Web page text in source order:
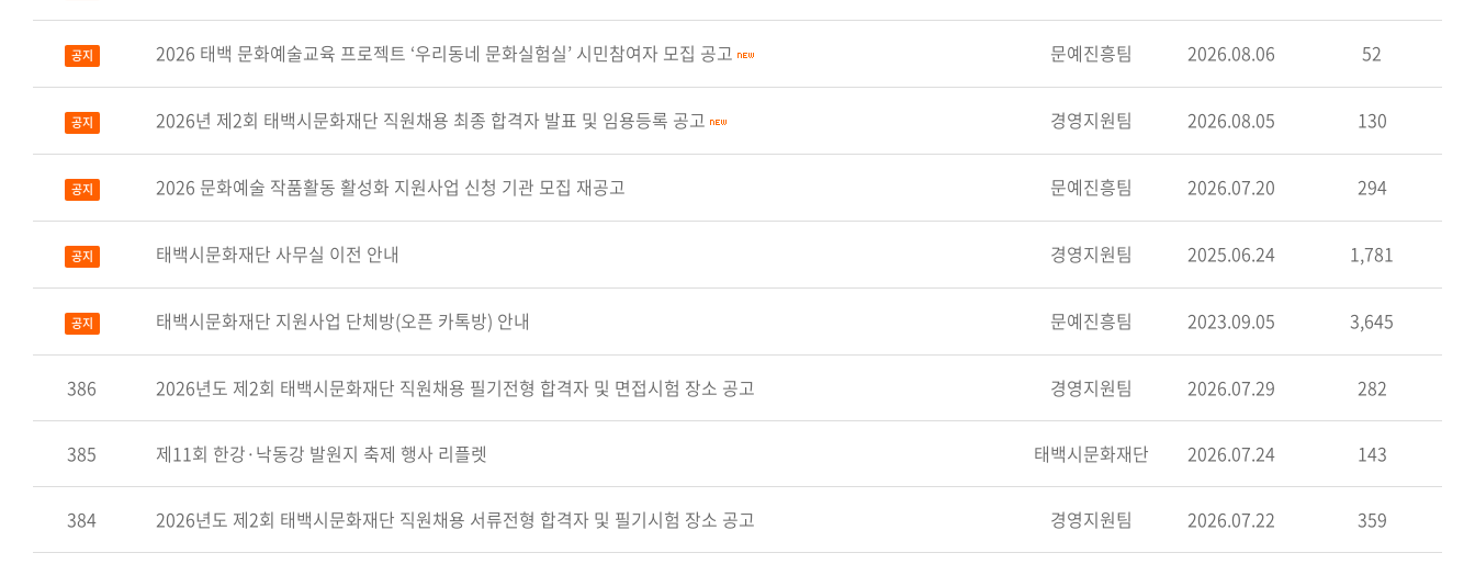
공지 2026 태백 문화예술교육 프로젝트 ‘우리동네 문화실험실’ 시민참여자 모집 공고 문예진흥팀 2026.08.06 52
공지 2026년 제2회 태백시문화재단 직원채용 최종 합격자 발표 및 임용등록 공고 경영지원팀 2026.08.05 130
공지 2026 문화예술 작품활동 활성화 지원사업 신청 기관 모집 재공고 문예진흥팀 2026.07.20 294
공지 태백시문화재단 사무실 이전 안내 경영지원팀 2025.06.24 1,781
공지 태백시문화재단 지원사업 단체방(오픈 카톡방) 안내 문예진흥팀 2023.09.05 3,645
386 2026년도 제2회 태백시문화재단 직원채용 필기전형 합격자 및 면접시험 장소 공고 경영지원팀 2026.07.29 282
385 제11회 한강·낙동강 발원지 축제 행사 리플렛 태백시문화재단 2026.07.24 143
384 2026년도 제2회 태백시문화재단 직원채용 서류전형 합격자 및 필기시험 장소 공고 경영지원팀 2026.07.22 359